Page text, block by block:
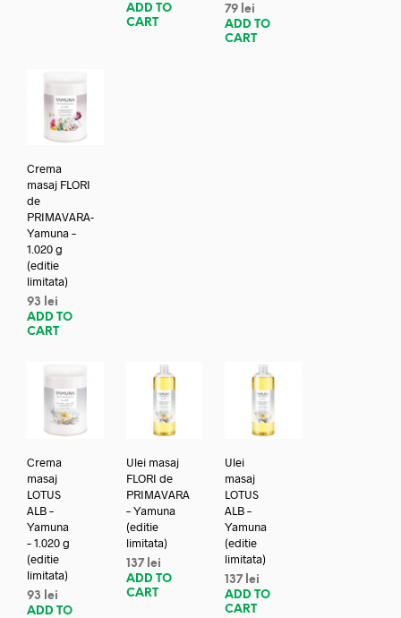
ADD TO
CART
79 lei
ADD TO
CART
Crema
masaj FLORI
de
PRIMAVARA-
Yamuna –
1.020 g
(editie
limitata)
93
lei
ADD TO
CART
Crema
masaj
LOTUS
ALB –
Yamuna
– 1.020 g
(editie
limitata)
93
lei
ADD TO
Ulei masaj
FLORI de
PRIMAVARA
– Yamuna
(editie
limitata)
137 lei
ADD TO
CART
Ulei
masaj
LOTUS
ALB –
Yamuna
(editie
limitata)
137 lei
ADD TO
CART